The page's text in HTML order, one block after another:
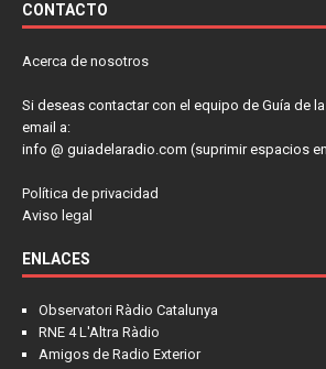
CONTACTO
Acerca de nosotros
Si deseas contactar con el equipo de Guía de
email a:
info @ guiadelaradio.com (suprimir espacios
Política de privacidad
Aviso legal
ENLACES
Observatori Ràdio Catalunya
RNE 4 L'Altra Ràdio
Amigos de Radio Exterior